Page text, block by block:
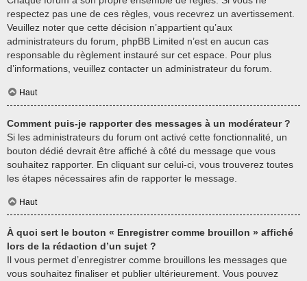
respectez pas une de ces règles, vous recevrez un avertissement.
Veuillez noter que cette décision n’appartient qu’aux
administrateurs du forum, phpBB Limited n’est en aucun cas
responsable du règlement instauré sur cet espace. Pour plus
d’informations, veuillez contacter un administrateur du forum.
Haut
Comment puis-je rapporter des messages à un modérateur ?
Si les administrateurs du forum ont activé cette fonctionnalité, un
bouton dédié devrait être affiché à côté du message que vous
souhaitez rapporter. En cliquant sur celui-ci, vous trouverez toutes
les étapes nécessaires afin de rapporter le message.
Haut
À quoi sert le bouton « Enregistrer comme brouillon » affiché
lors de la rédaction d’un sujet ?
Il vous permet d’enregistrer comme brouillons les messages que
vous souhaitez finaliser et publier ultérieurement. Vous pouvez